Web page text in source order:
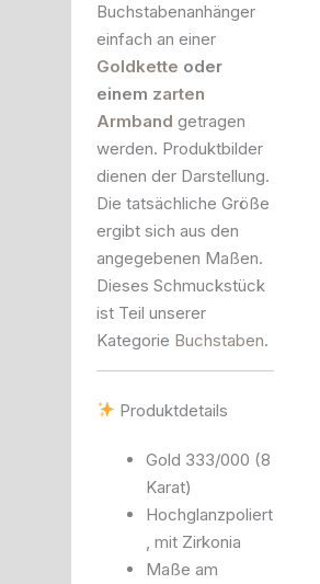
Buchstabenanhänger
einfach an einer
Goldkette oder
einem zarten
Armband getragen
werden. Produktbilder
dienen der Darstellung.
Die tatsächliche Größe
ergibt sich aus den
angegebenen Maßen.
Dieses Schmuckstück
ist Teil unserer
Kategorie Buchstaben.
Produktdetails
Gold 333/000 (8
Karat)
Hochglanzpoliert
, mit Zirkonia
Maße am